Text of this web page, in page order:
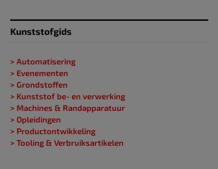
Kunststofgids
> Automatisering
> Evenementen
> Grondstoffen
> Kunststof be- en verwerking
> Machines & Randapparatuur
> Opleidingen
> Productontwikkeling
> Tooling & Verbruiksartikelen